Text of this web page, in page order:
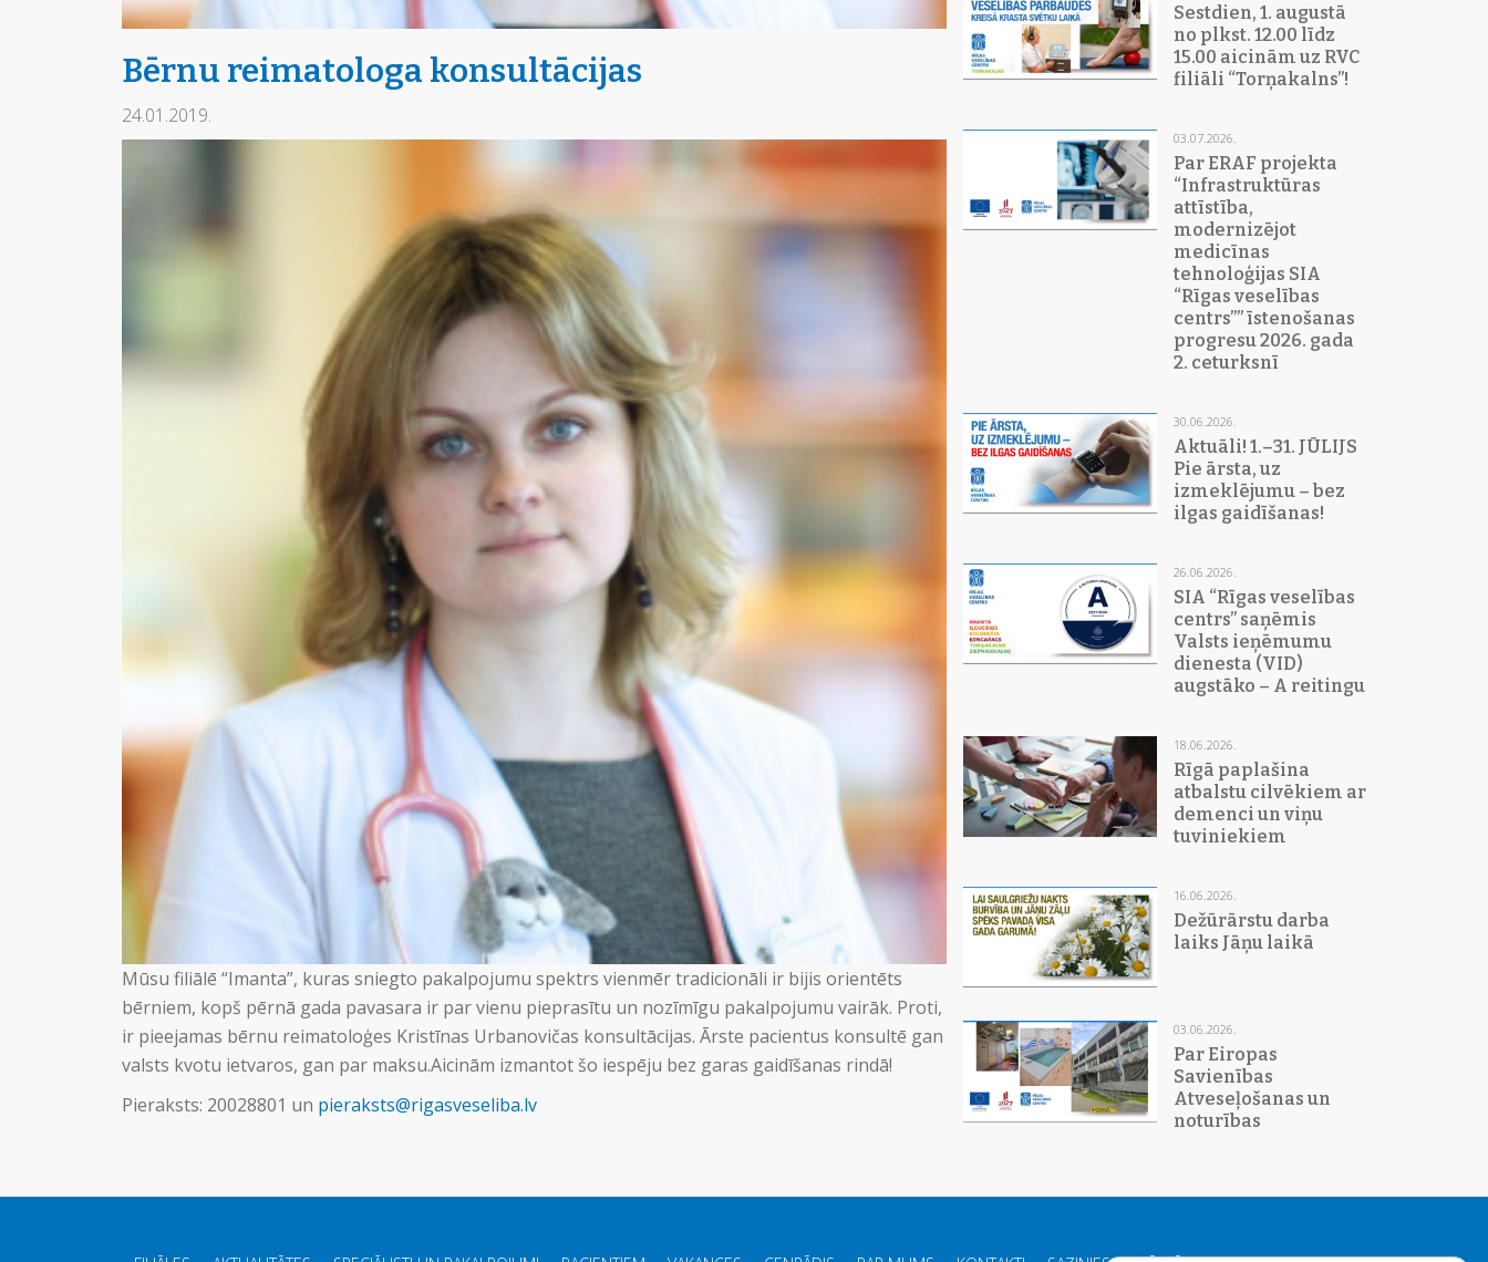
Bērnu reimatologa konsultācijas
24.01.2019.
Mūsu filiālē “Imanta”, kuras sniegto pakalpojumu spektrs vienmēr tradicionāli ir bijis orientēts
bērniem, kopš pērnā gada pavasara ir par vienu pieprasītu un nozīmīgu pakalpojumu vairāk. Proti,
ir pieejamas bērnu reimatoloģes Kristīnas Urbanovičas konsultācijas. Ārste pacientus konsultē gan
valsts kvotu ietvaros, gan par maksu.Aicinām izmantot šo iespēju bez garas gaidīšanas rindā!
Pieraksts: 20028801 un pieraksts@rigasveseliba.lv
Sestdien, 1. augustā
no plkst. 12.00 līdz
15.00 aicinām uz RVC
filiāli “Torņakalns”!
03.07.2026.
Par ERAF projekta
“Infrastruktūras
attīstība,
modernizējot
medicīnas
tehnoloģijas SIA
“Rīgas veselības
centrs”” īstenošanas
progresu 2026. gada
2. ceturksnī
30.06.2026.
Aktuāli! 1.–31. JŪLIJS
Pie ārsta, uz
izmeklējumu – bez
ilgas gaidīšanas!
26.06.2026.
SIA “Rīgas veselības
centrs” saņēmis
Valsts ieņēmumu
dienesta (VID)
augstāko – A reitingu
18.06.2026.
Rīgā paplašina
atbalstu cilvēkiem ar
demenci un viņu
tuviniekiem
16.06.2026.
Dežūrārstu darba
laiks Jāņu laikā
03.06.2026.
Par Eiropas
Savienības
Atveseļošanas un
noturības